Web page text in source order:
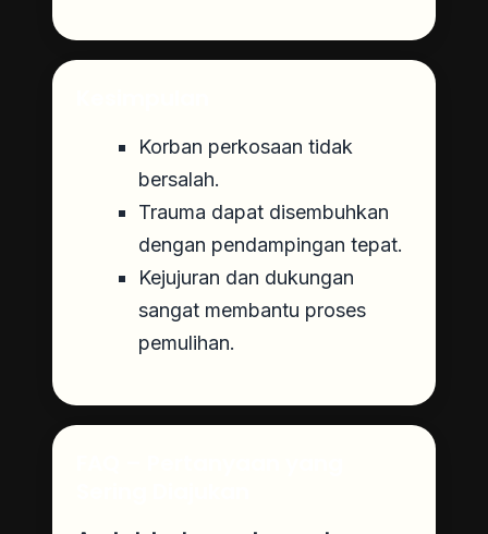
Korban perkosaan tidak
bersalah.
Trauma dapat disembuhkan
dengan pendampingan tepat.
Kejujuran dan dukungan
sangat membantu proses
pemulihan.